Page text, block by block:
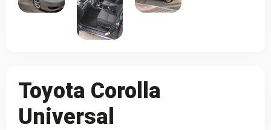
Toyota Corolla
Universal